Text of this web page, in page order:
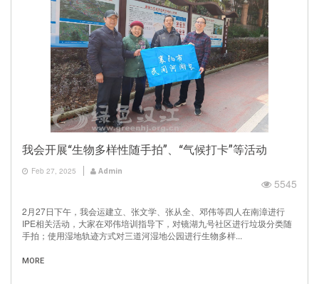
我会开展“生物多样性随手拍”、“气候打卡”等活动
Feb 27, 2025 Admin
5545
2月27日下午，我会运建立、张文学、张从全、邓伟等四人在南漳进行
IPE相关活动，大家在邓伟培训指导下，对镜湖九号社区进行垃圾分类随
手拍；使用湿地轨迹方式对三道河湿地公园进行生物多样...
MORE